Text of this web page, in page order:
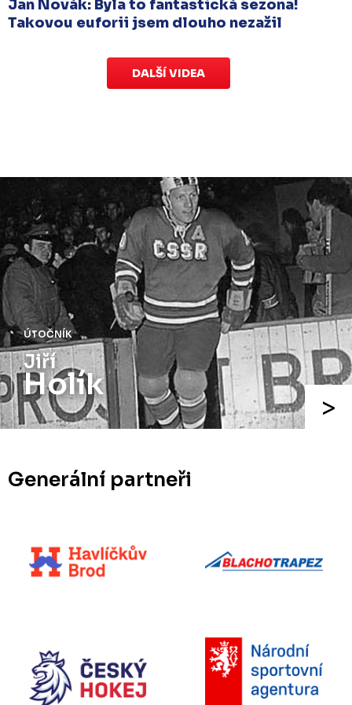
Jan Novák: Byla to fantastická sezona!
Takovou euforii jsem dlouho nezažil
DALŠÍ VIDEA
ÚTOČNÍK
Jiří
Holík
Generální partneři